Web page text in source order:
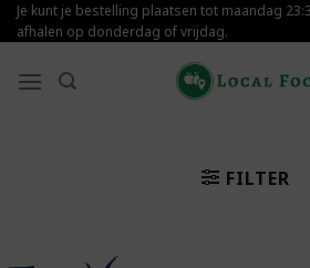
Skip
to
Je kunt je bestelling plaatsen tot maandag
afhalen op donderdag of vrijdag.
FILTER